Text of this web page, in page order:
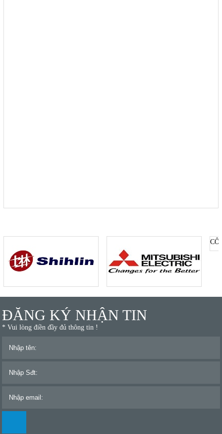
ĐĂNG KÝ NHẬN TIN
* Vui lòng điền đầy đủ thông tin !